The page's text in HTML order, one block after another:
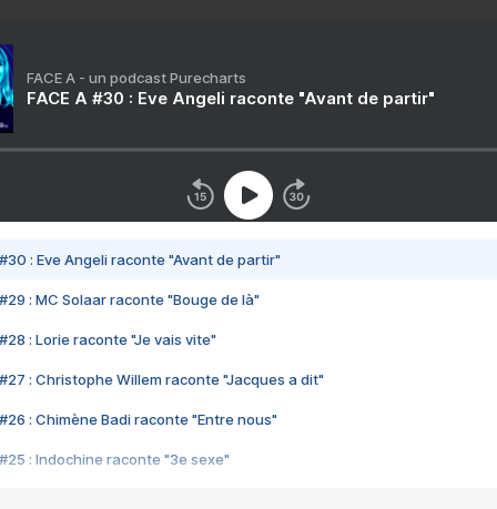
FACE A - un podcast Purecharts
FACE A #30 : Eve Angeli raconte "Avant de partir"
#30 : Eve Angeli raconte "Avant de partir"
#29 : MC Solaar raconte "Bouge de là"
#28 : Lorie raconte "Je vais vite"
#27 : Christophe Willem raconte "Jacques a dit"
#26 : Chimène Badi raconte "Entre nous"
#25 : Indochine raconte "3e sexe"